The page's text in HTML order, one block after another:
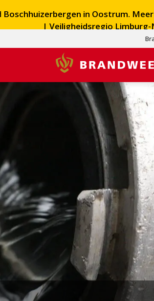
in Oostrum.
| Veiligheidsregio
Brandweer